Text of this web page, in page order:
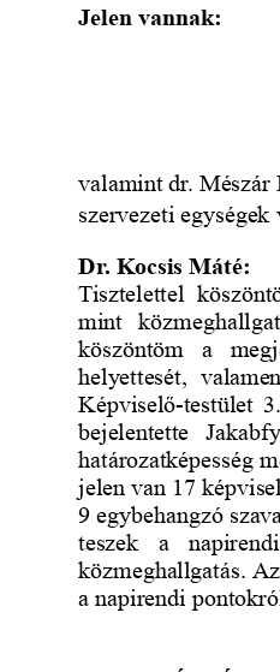
Jelen vannak:
valamint dr. Mészár
szervezeti
Dr. Kocsis Máté:
Tisztelettel
mint
köszöntöm   a
helyettesét,
Képviselő-testület
bejelentette
határozatképesség
jelen van 17
9 egybehangzó
teszek   a
közmeghallgatás.
a napirendi